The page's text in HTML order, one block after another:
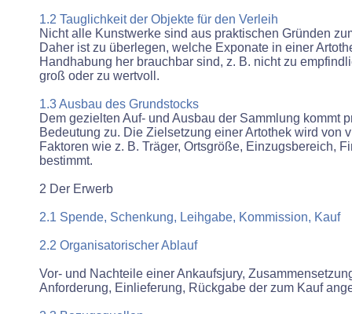
1.2 Tauglichkeit der Objekte für den Verleih
Nicht alle Kunstwerke sind aus praktischen Gründen
Daher ist zu überlegen, welche Exponate in einer
Handhabung her brauchbar sind, z. B. nicht zu
groß oder zu wertvoll.
1.3 Ausbau des Grundstocks
Dem gezielten Auf- und Ausbau der Sammlung kommt
Bedeutung zu. Die Zielsetzung einer Artothek wird von
Faktoren wie z. B. Träger, Ortsgröße, Einzugsbereich,
bestimmt.
2 Der Erwerb
2.1 Spende, Schenkung, Leihgabe, Kommission, Kauf
2.2 Organisatorischer Ablauf
Vor- und Nachteile einer Ankaufsjury,
Anforderung, Einlieferung, Rückgabe der zum Kauf